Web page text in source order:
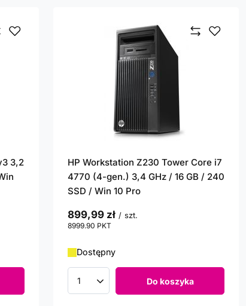
3,2
HP Workstation Z230 Tower Core i7
4770 (4-gen.) 3,4 GHz / 16 GB / 240
SSD / Win 10 Pro
899,99 zł / szt.
8999.90 PKT
Dostępny
Ilość produktów Do koszyka